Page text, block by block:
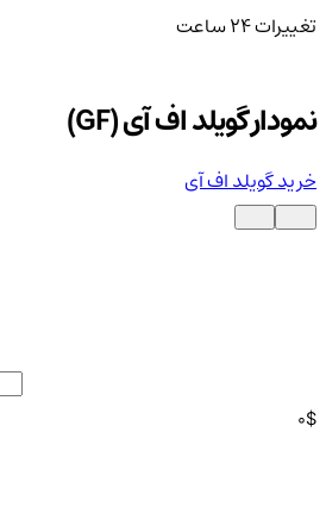
تغییرات ۲۴ ساعت
نمودار گویلد اف آی (GF)
خرید گویلد اف آی
0$